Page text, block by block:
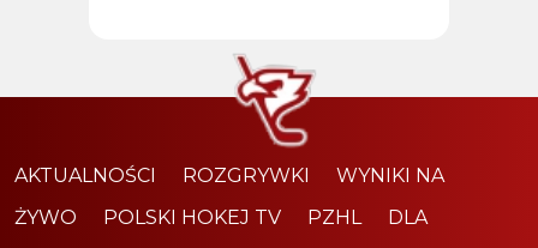
AKTUALNOŚCI ROZGRYWKI
WYNIKI NA
ŻYWO
POLSKI HOKEJ TV PZHL DLA